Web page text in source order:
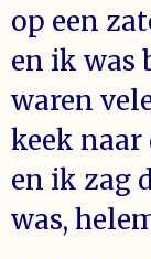
op een
en ik was
waren
keek naar
en ik zag
was,